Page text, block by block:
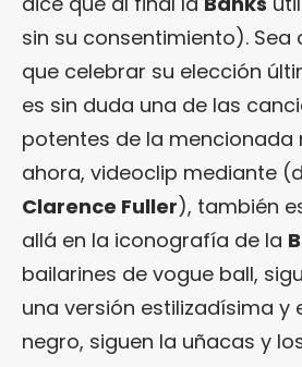
sin su consentimiento). Sea
que celebrar su elección
es sin duda una de las
potentes de la mencionada
ahora, videoclip mediante
Clarence Fuller), también
allá en la iconografía de la
bailarines de vogue ball,
una versión estilizadísima y
negro, siguen la uñacas y